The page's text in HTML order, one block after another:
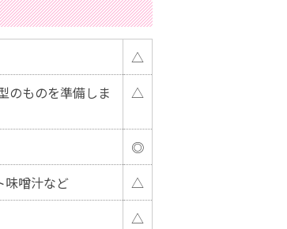
△
のものを準備しま
△
◎
味噌汁など
△
△